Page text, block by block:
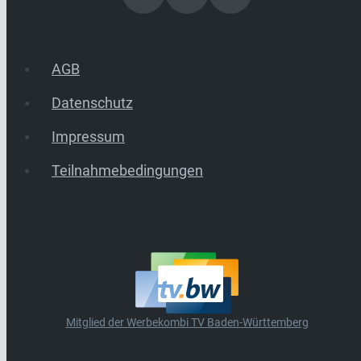
AGB
Datenschutz
Impressum
Teilnahmebedingungen
Mitglied der Werbekombi TV Baden-Württemberg